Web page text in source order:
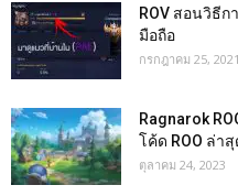
ROV สอนวิธีก
มือถือ
กรกฎาคม 25, 2021
Ragnarok
โค้ด ROO ล่าสุ
ตุลาคม 24, 2023